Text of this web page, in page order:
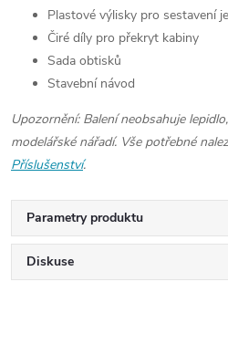
Plastové výlisky pro sestavení
Čiré díly pro překryt kabiny
Sada obtisků
Stavební návod
Upozornění: Balení neobsahuje
modelářské nářadí. Vše potřebné
Příslušenství.
Parametry produktu
Diskuse